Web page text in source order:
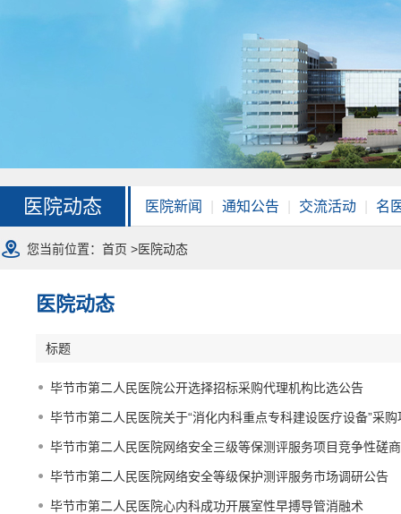
医院动态 医院新闻 通知公告 交流活动 名
您当前位置： 首页 >医院动态
医院动态
标题
毕节市第二人民医院公开选择招标采购代理机构比选公告
毕节市第二人民医院关于“消化内科重点专科建设医疗设备”采
毕节市第二人民医院网络安全三级等保测评服务项目竞争性磋
毕节市第二人民医院网络安全等级保护测评服务市场调研公告
毕节市第二人民医院心内科成功开展室性早搏导管消融术